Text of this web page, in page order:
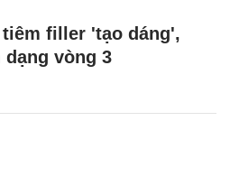
filler 'tạo dáng',
vòng 3